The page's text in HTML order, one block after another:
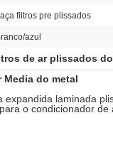
filtros pre plissados
azul
de ar plissados do
Media do metal
laminada
o condicionador de